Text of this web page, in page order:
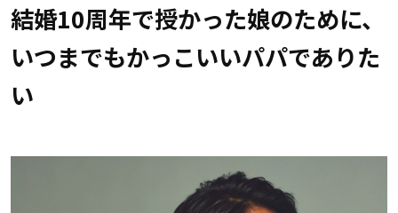
結婚10周年で授かった娘のために、
いつまでもかっこいいパパでありた
い